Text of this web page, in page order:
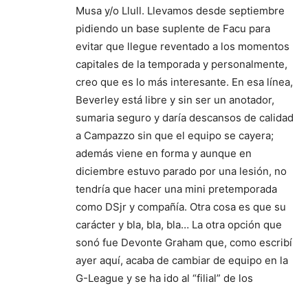
Musa y/o Llull. Llevamos desde septiembre
pidiendo un base suplente de Facu para
evitar que llegue reventado a los momentos
capitales de la temporada y personalmente,
creo que es lo más interesante. En esa línea,
Beverley está libre y sin ser un anotador,
sumaria seguro y daría descansos de calidad
a Campazzo sin que el equipo se cayera;
además viene en forma y aunque en
diciembre estuvo parado por una lesión, no
tendría que hacer una mini pretemporada
como DSjr y compañía. Otra cosa es que su
carácter y bla, bla, bla… La otra opción que
sonó fue Devonte Graham que, como escribí
ayer aquí, acaba de cambiar de equipo en la
G-League y se ha ido al “filial” de los